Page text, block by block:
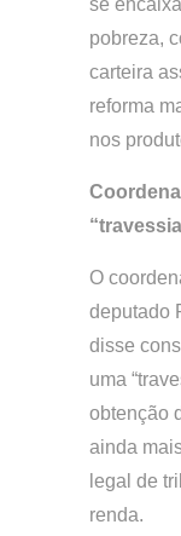
se
pobreza,
carteira
reforma
nos
O
deputado
disse
uma
obtenção
ainda
legal de
renda.